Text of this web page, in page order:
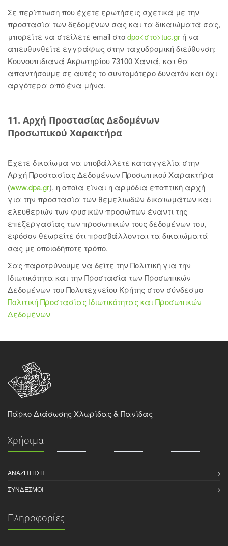
Σε περίπτωση που έχετε ερωτήσεις σχετικά με την
προστασία των δεδομένων σας και τα δικαιώματά σας,
μπορείτε να στείλετε email στοdpo<στο>tuc.gr ή να
απευθυνθείτε εγγράφως στην ταχυδρομική διεύθυνση:
Κουνουπιδιανά Ακρωτηρίου 73100 Χανιά, και θα
απαντήσουμε σε αυτές το συντομότερο δυνατόν και όχι
αργότερα από ένα μήνα.
11. Αρχή Προστασίας Δεδομένων
Προσωπικού Χαρακτήρα
Έχετε δικαίωμα να υποβάλλετε καταγγελία στην
Αρχή Προστασίας Δεδομένων Προσωπικού Χαρακτήρα
(www.dpa.gr), η οποία είναι η αρμόδια εποπτική αρχή
για την προστασία των θεμελιωδών δικαιωμάτων και
ελευθεριών των φυσικών προσώπων έναντι της
επεξεργασίας των προσωπικών τους δεδομένων του,
εφόσον θεωρείτε ότι προσβάλλονται τα δικαιώματά
σας με οποιοδήποτε τρόπο.
Σας παροτρύνουμε να δείτε την Πολιτική για την
Ιδιωτικότητα και την Προστασία των Προσωπικών
Δεδομένων του Πολυτεχνείου Κρήτης στον σύνδεσμο
Πολιτική Προστασίας Ιδιωτικότητας και Προσωπικών
Δεδομένων
Πάρκο Διάσωσης Χλωρίδας & Πανίδας
Χρήσιμα
ΑΝΑΖΉΤΗΣΗ
ΣΎΝΔΕΣΜΟΙ
Πληροφορίες